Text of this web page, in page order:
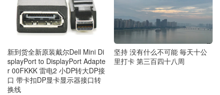
新到货全新原装戴尔Dell Mini Di
splayPort to DisplayPort Adapte
r 00FKKK 雷电2 小DP转大DP接
口 带卡扣DP显卡显示器接口转
换线
坚持 没有什么不可能 毎天十公
里打卡 第三百四十八周